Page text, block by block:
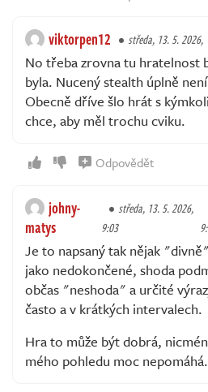
viktorpen12 středa, 13. 5. 2026,
No třeba zrovna tu hratelnost
byla. Nucený stealth úplně
Obecně dříve šlo hrát s
chce, aby měl trochu cviku.
Odpovědět
johny-
matys
středa, 13. 5. 2026,
9:03
Je to napsaný tak nějak
jako nedokončené, shoda
občas "neshoda" a určité
často a v krátkých intervalech.
Hra to může být dobrá,
mého pohledu moc nepomáhá.